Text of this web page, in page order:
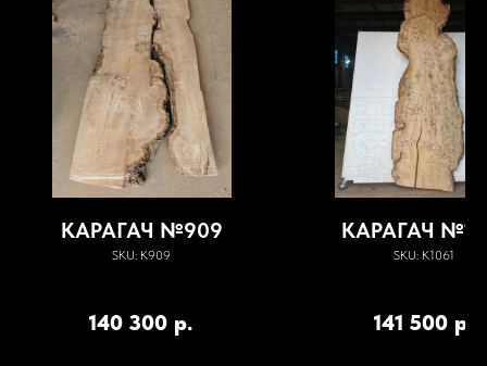
КАРАГАЧ №909
SKU: К909
140 300 р.
КАРАГАЧ
SKU: К1061
141 500 р.